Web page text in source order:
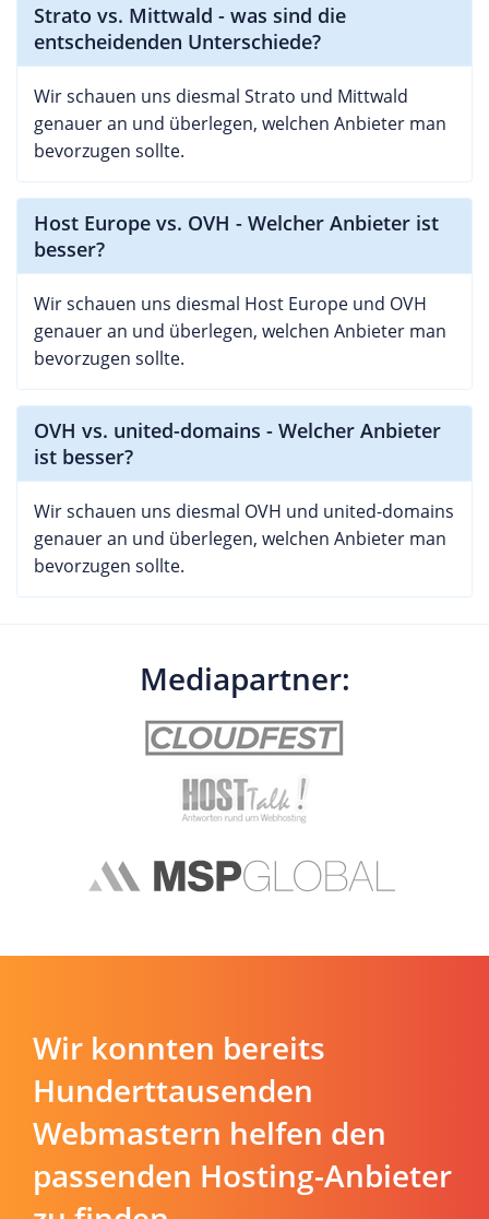
Strato vs. Mittwald - was sind die
entscheidenden Unterschiede?
Wir schauen uns diesmal Strato und Mittwald
genauer an und überlegen, welchen Anbieter man
bevorzugen sollte.
Host Europe vs. OVH - Welcher Anbieter ist
besser?
Wir schauen uns diesmal Host Europe und OVH
genauer an und überlegen, welchen Anbieter man
bevorzugen sollte.
OVH vs. united-domains - Welcher Anbieter
ist besser?
Wir schauen uns diesmal OVH und united-domains
genauer an und überlegen, welchen Anbieter man
bevorzugen sollte.
Mediapartner:
Wir konnten bereits
Hunderttausenden
Webmastern helfen den
passenden Hosting-Anbieter